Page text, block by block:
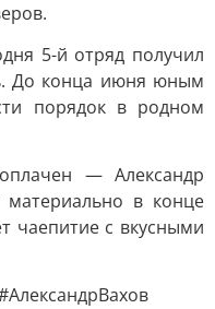
5-й отряд получил
До конца июня юным
порядок в родном
— Александр
в конце
чаепитие с вкусными